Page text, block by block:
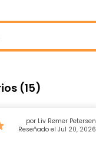
(15)
por Liv Rømer Petersen
Reseñado el Jul 20, 2026